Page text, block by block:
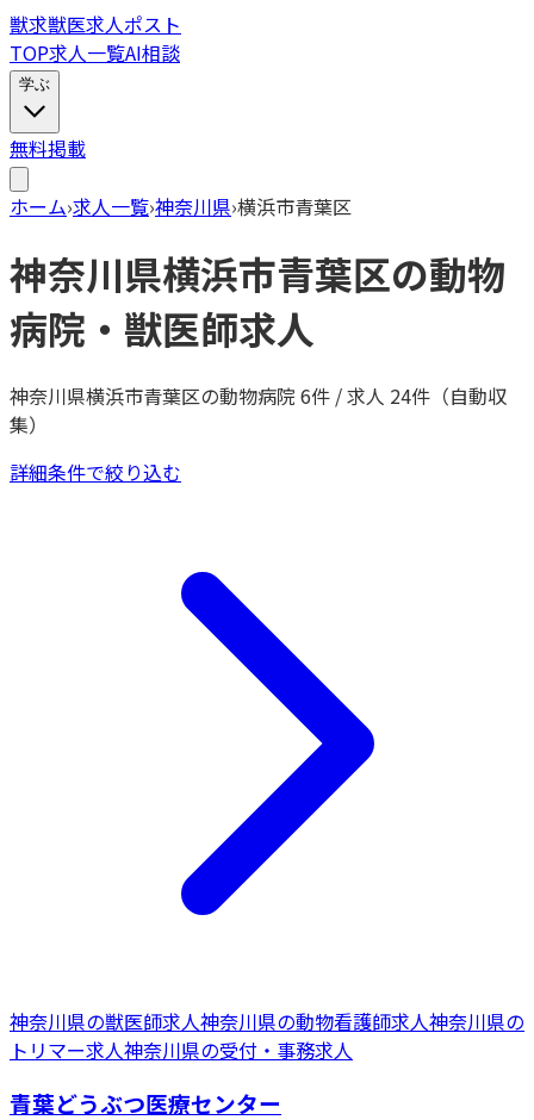
獣求獣医求人ポスト
TOP求人一覧AI相談
学ぶ
無料掲載
ホーム›求人一覧›神奈川県›横浜市青葉区
神奈川県横浜市青葉区の動物
病院・獣医師求人
神奈川県横浜市青葉区の動物病院 6件 / 求人 24件（自動収
集）
詳細条件で絞り込む
神奈川県の獣医師求人神奈川県の動物看護師求人神奈川県の
トリマー求人神奈川県の受付・事務求人
青葉どうぶつ医療センター